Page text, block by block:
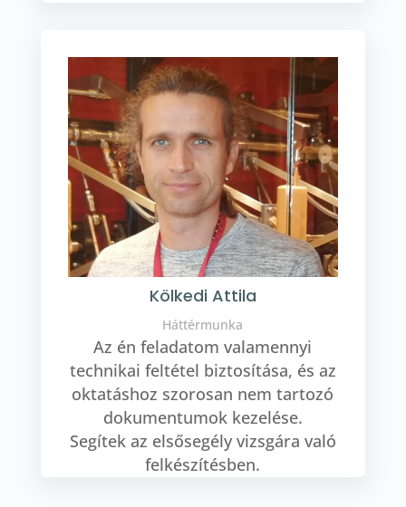
Kölkedi Attila
Háttérmunka
Az én feladatom valamennyi
technikai feltétel biztosítása, és az
oktatáshoz szorosan nem tartozó
dokumentumok kezelése.
Segítek az elsősegély vizsgára való
felkészítésben.